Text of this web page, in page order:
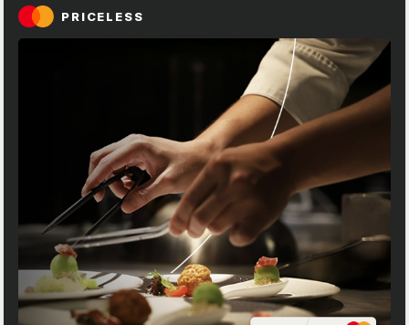
PRICELESS